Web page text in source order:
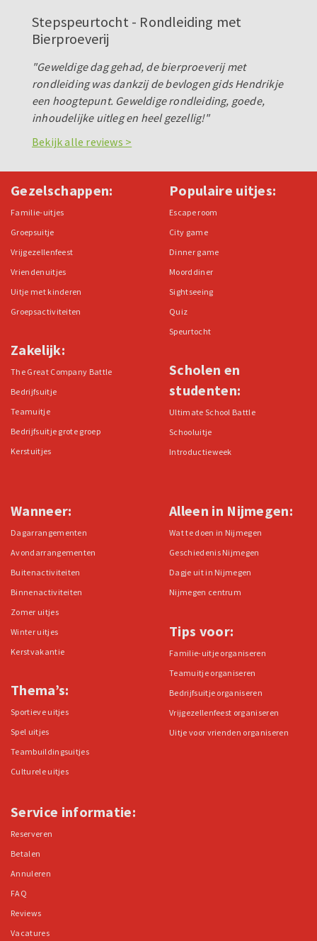
Stepspeurtocht - Rondleiding met
Bierproeverij
"Geweldige dag gehad, de bierproeverij met
rondleiding was dankzij de bevlogen gids Hendrikje
een hoogtepunt. Geweldige rondleiding, goede,
inhoudelijke uitleg en heel gezellig!"
Bekijk alle reviews >
Gezelschappen:
Familie-uitjes
Groepsuitje
Vrijgezellenfeest
Vriendenuitjes
Uitje met kinderen
Groepsactiviteiten
Zakelijk:
The Great Company Battle
Bedrijfsuitje
Teamuitje
Bedrijfsuitje grote groep
Kerstuitjes
Populaire uitjes:
Escape room
City game
Dinner game
Moorddiner
Sightseeing
Quiz
Speurtocht
Scholen en
studenten:
Ultimate School Battle
Schooluitje
Introductieweek
Wanneer:
Dagarrangementen
Avondarrangementen
Buitenactiviteiten
Binnenactiviteiten
Zomer uitjes
Winter uitjes
Kerstvakantie
Thema’s:
Sportieve uitjes
Spel uitjes
Teambuildingsuitjes
Culturele uitjes
Alleen in Nijmegen:
Wat te doen in Nijmegen
Geschiedenis Nijmegen
Dagje uit in Nijmegen
Nijmegen centrum
Tips voor:
Familie-uitje organiseren
Teamuitje organiseren
Bedrijfsuitje organiseren
Vrijgezellenfeest organiseren
Uitje voor vrienden organiseren
Service informatie:
Reserveren
Betalen
Annuleren
FAQ
Reviews
Vacatures